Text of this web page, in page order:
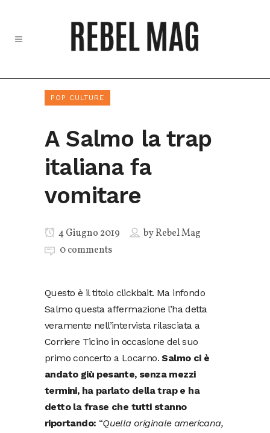
POP CULTURE
A Salmo la trap
italiana fa
vomitare
4 Giugno 2019 byRebel Mag
0 comments
Questo è il titolo clickbait. Ma infondo
Salmo questa affermazione l’ha detta
veramente nell’intervista rilasciata a
Corriere Ticino in occasione del suo
primo concerto a Locarno.Salmo ci è
andato giù pesante, senza mezzi
termini, ha parlato della trap e ha
detto la frase che tutti stanno
riportando: “Quella originale americana,